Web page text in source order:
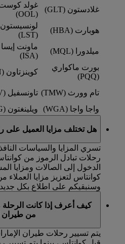
غلادستون (GLT)
غولد
(OOL)
هوبارت (HBA)
لونسيستون
(LST)
ميلدورا (MQL)
ماونت إيسا
(ISA)
بورت ماكواري
(PQQ)
كوينزتاون (ZQN)
تام وورث (TMW) تاونسفيل (TSV)
واجا واجا (WGA)
ويلينغتون (WLG)
هل تختلف مزايا العميل على
تسري المزايا والسياسات
رحلات تبادل الرموز من
الدخول إلى الصالات ومزايا
كوانتاس لتعزيز مزايا العملاء
وسنبقيكم على اطلاع بكل
كيف أعرف إذا كانت
من طيران